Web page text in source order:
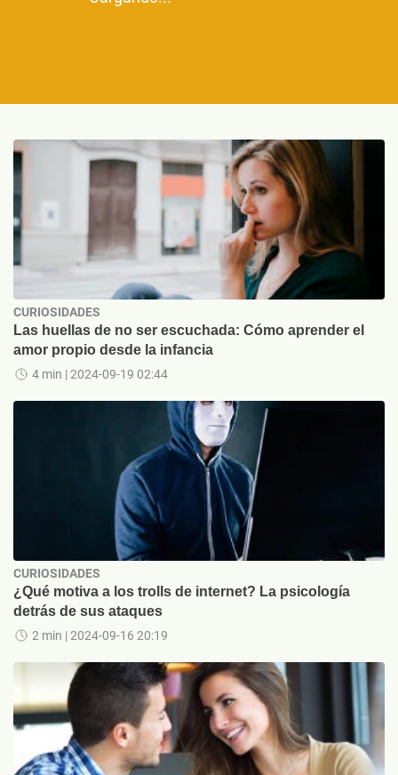
CURIOSIDADES
Las huellas de no ser escuchada: Cómo aprender el
amor propio desde la infancia
4 min | 2024-09-19 02:44
CURIOSIDADES
¿Qué motiva a los trolls de internet? La psicología
detrás de sus ataques
2 min | 2024-09-16 20:19